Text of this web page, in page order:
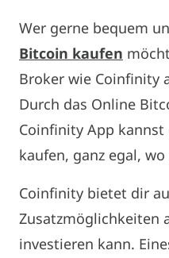
Wer gerne bequem
Bitcoin kaufen
Broker wie Coinfinity
Durch das Online
Coinfinity App
kaufen, ganz egal,
Coinfinity bietet dir
Zusatzmöglichkeiten
investieren kann.